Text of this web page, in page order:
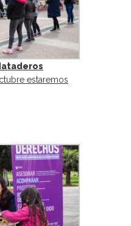
estaremos